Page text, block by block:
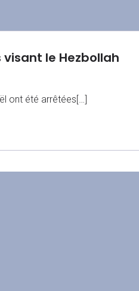
le Hezbollah
ont été arrêtées[…]